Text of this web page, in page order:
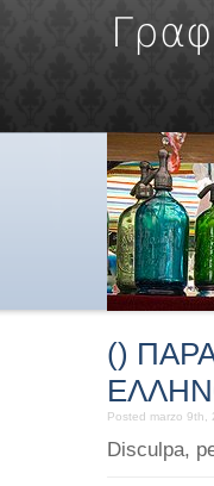
()
Posted marzo 9th,
Disculpa,